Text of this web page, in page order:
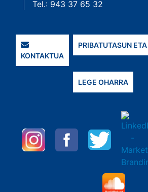
Tel.: 943 37 65 32
KONTAKTUA
PRIBATUTASUN
LEGE OHARRA